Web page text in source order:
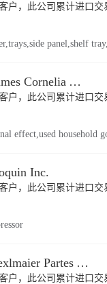
户，此公司累计进口交
Russell James Cornelia Arlington Va
户，此公司累计进口交
Inc.
户，此公司累计进口交
Dpm Draexlmaier Partes Automotrices Corr Ind Huejotzingo
户，此公司累计进口交